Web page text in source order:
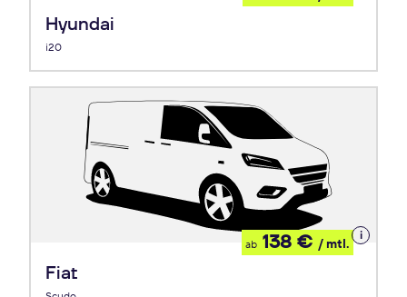
Hyundai
i20
Fiat
ab 138 € / mtl.
Details
zum